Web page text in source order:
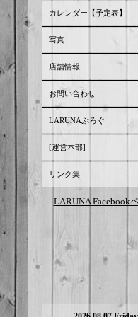
カレンダー【予定表】
写真
店舗情報
お問い合わせ
LARUNAぶろぐ
[運営本部]
リンク集
LARUNA Facebook